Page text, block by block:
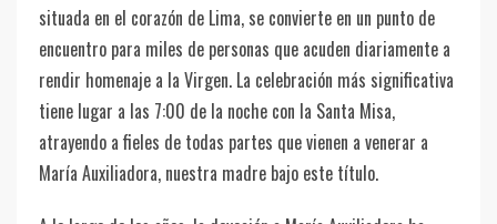
situada en el corazón de Lima, se convierte en un punto de
encuentro para miles de personas que acuden diariamente a
rendir homenaje a la Virgen. La celebración más significativa
tiene lugar a las 7:00 de la noche con la Santa Misa,
atrayendo a fieles de todas partes que vienen a venerar a
María Auxiliadora, nuestra madre bajo este título.